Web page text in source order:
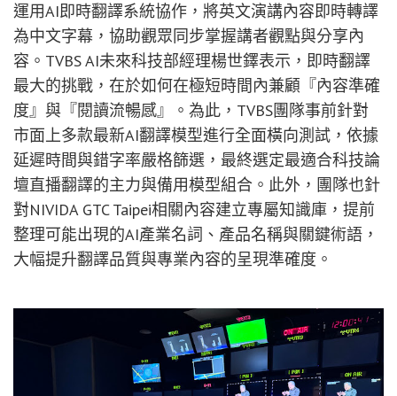
運用AI即時翻譯系統協作，將英文演講內容即時轉譯
為中文字幕，協助觀眾同步掌握講者觀點與分享內
容。TVBS AI未來科技部經理楊世鐸表示，即時翻譯
最大的挑戰，在於如何在極短時間內兼顧『內容準確
度』與『閱讀流暢感』。為此，TVBS團隊事前針對
市面上多款最新AI翻譯模型進行全面橫向測試，依據
延遲時間與錯字率嚴格篩選，最終選定最適合科技論
壇直播翻譯的主力與備用模型組合。此外，團隊也針
對NIVIDA GTC Taipei相關內容建立專屬知識庫，提前
整理可能出現的AI產業名詞、產品名稱與關鍵術語，
大幅提升翻譯品質與專業內容的呈現準確度。